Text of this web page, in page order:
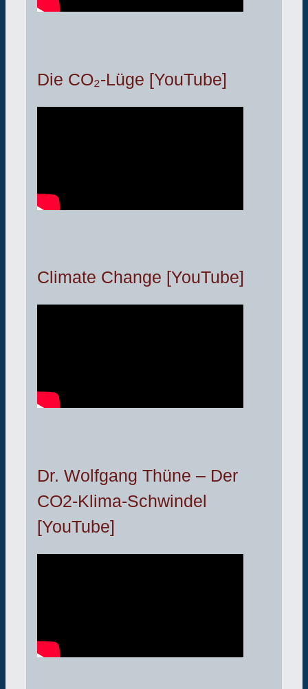
Die CO₂-Lüge [YouTube]
Climate Change [YouTube]
Dr. Wolfgang Thüne – Der
CO2-Klima-Schwindel
[YouTube]